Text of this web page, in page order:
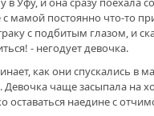
УЧИТЕЛЯМ УЧИТЕЛЕЙ.
ПЕДАГОГОВ ВАЖНО
УСЛОВИЯ ДЛЯ РАБОТЫ
В НАУКУ СО ШКОЛЬНОЙ
ПЕДАГОГИЧЕСКИЙ ВУЗ
с мамой постоянно что-то
с подбитым глазом, и
- негодует девочка.
как они спускались в
чаще засыпала на
оставаться наедине с